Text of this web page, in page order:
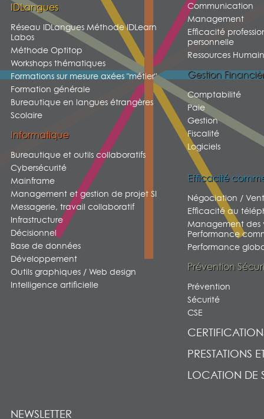
IDLangues
Réseau IDLangues Méthode IDLearn
Labos
Méthode Optitop
Workshops thématiques
Formations sur mesure axées "métier"
Formation générale
Bureautique en langues étrangères
Scolaire
Informatique
Bureautique et outils collaboratifs
Cybersécurité
Mainframe
Management et gestion de projet SI
Messagerie, travail collaboratif
Infrastructure
Décisionnel
Base de données
Développement
Outils graphiques / Web design
Intelligence artificielle
Communication
Management
Efficacité
personnelle
Ressources
Gestion
Comptabilité
Paie
Gestion
Fiscalité
Logiciels
Efficacité
Négociation /
Efficacité au
Management des
Performance
Performance
Prévention
Prévention
Sécurité
CSE
PRESTATIONS
LOCATION DE
NEWSLETTER